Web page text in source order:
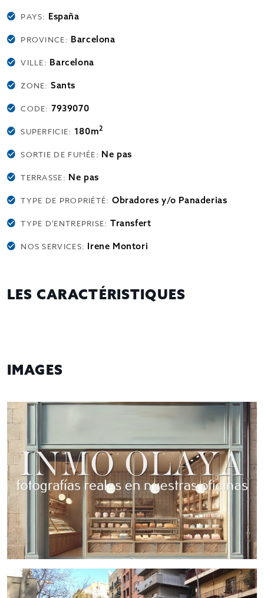
PAYS: España
PROVINCE: Barcelona
VILLE: Barcelona
ZONE:Sants
CODE:7939070
SUPERFICIE: 180m2
SORTIE DE FUMÉE: Ne pas
TERRASSE: Ne pas
TYPE DE PROPRIÉTÉ: Obradores y/o Panaderias
TYPE D'ENTREPRISE: Transfert
NOS SERVICES: Irene Montori
LES CARACTÉRISTIQUES
IMAGES